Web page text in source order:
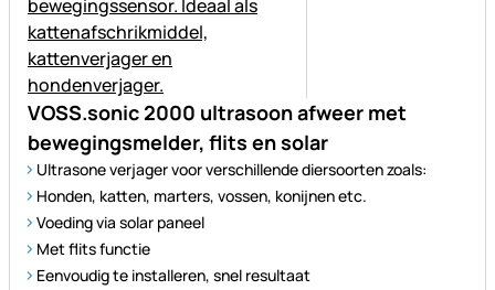
VOSS.sonic 2000 ultrasoon afweer met
bewegingsmelder, flits en solar
Ultrasone verjager voor verschillende diersoorten zoals:
Honden, katten, marters, vossen, konijnen etc.
Voeding via solar paneel
Met flits functie
Eenvoudig te installeren, snel resultaat